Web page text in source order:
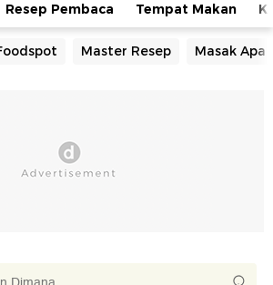
Resep Pembaca Tempat Makan
Master Resep Masak Apa